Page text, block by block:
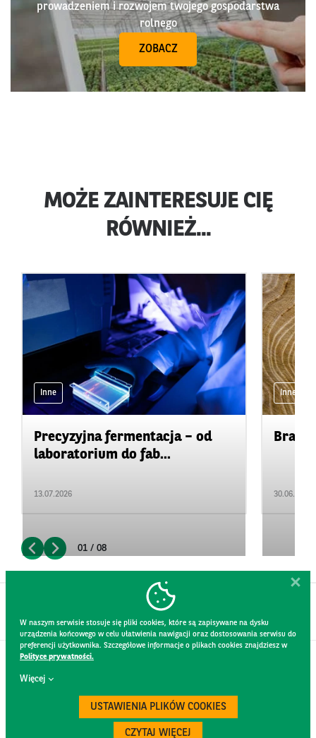
prowadzeniem i rozwojem twojego gospodarstwa
rolnego
ZOBACZ
MOŻE ZAINTERESUJE CIĘ
RÓWNIEŻ...
Inne
Precyzyjna fermentacja – od
laboratorium do fab...
13.07.2026
Inne
30.06.2026
01 / 08
W naszym serwisie stosuje się pliki cookies, które są zapisywane na dysku
urządzenia końcowego w celu ułatwienia nawigacji oraz dostosowania serwisu do
preferencji użytkownika. Szczegółowe informacje o plikach cookies znajdziesz w
Polityce prywatności.
Więcej
USTAWIENIA PLIKÓW COOKIES
CZYTAJ WIĘCEJ
KONTAKT
REGULAMIN STRONY
POLITYKA PRYWATNOŚCI